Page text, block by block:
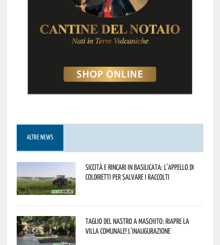
ALTRE NEWS
Siccità e rincari in Basilicata: l’appello di
Coldiretti per salvare i raccolti
Taglio del nastro a Maschito: riapre la
Villa Comunale! L’inaugurazione